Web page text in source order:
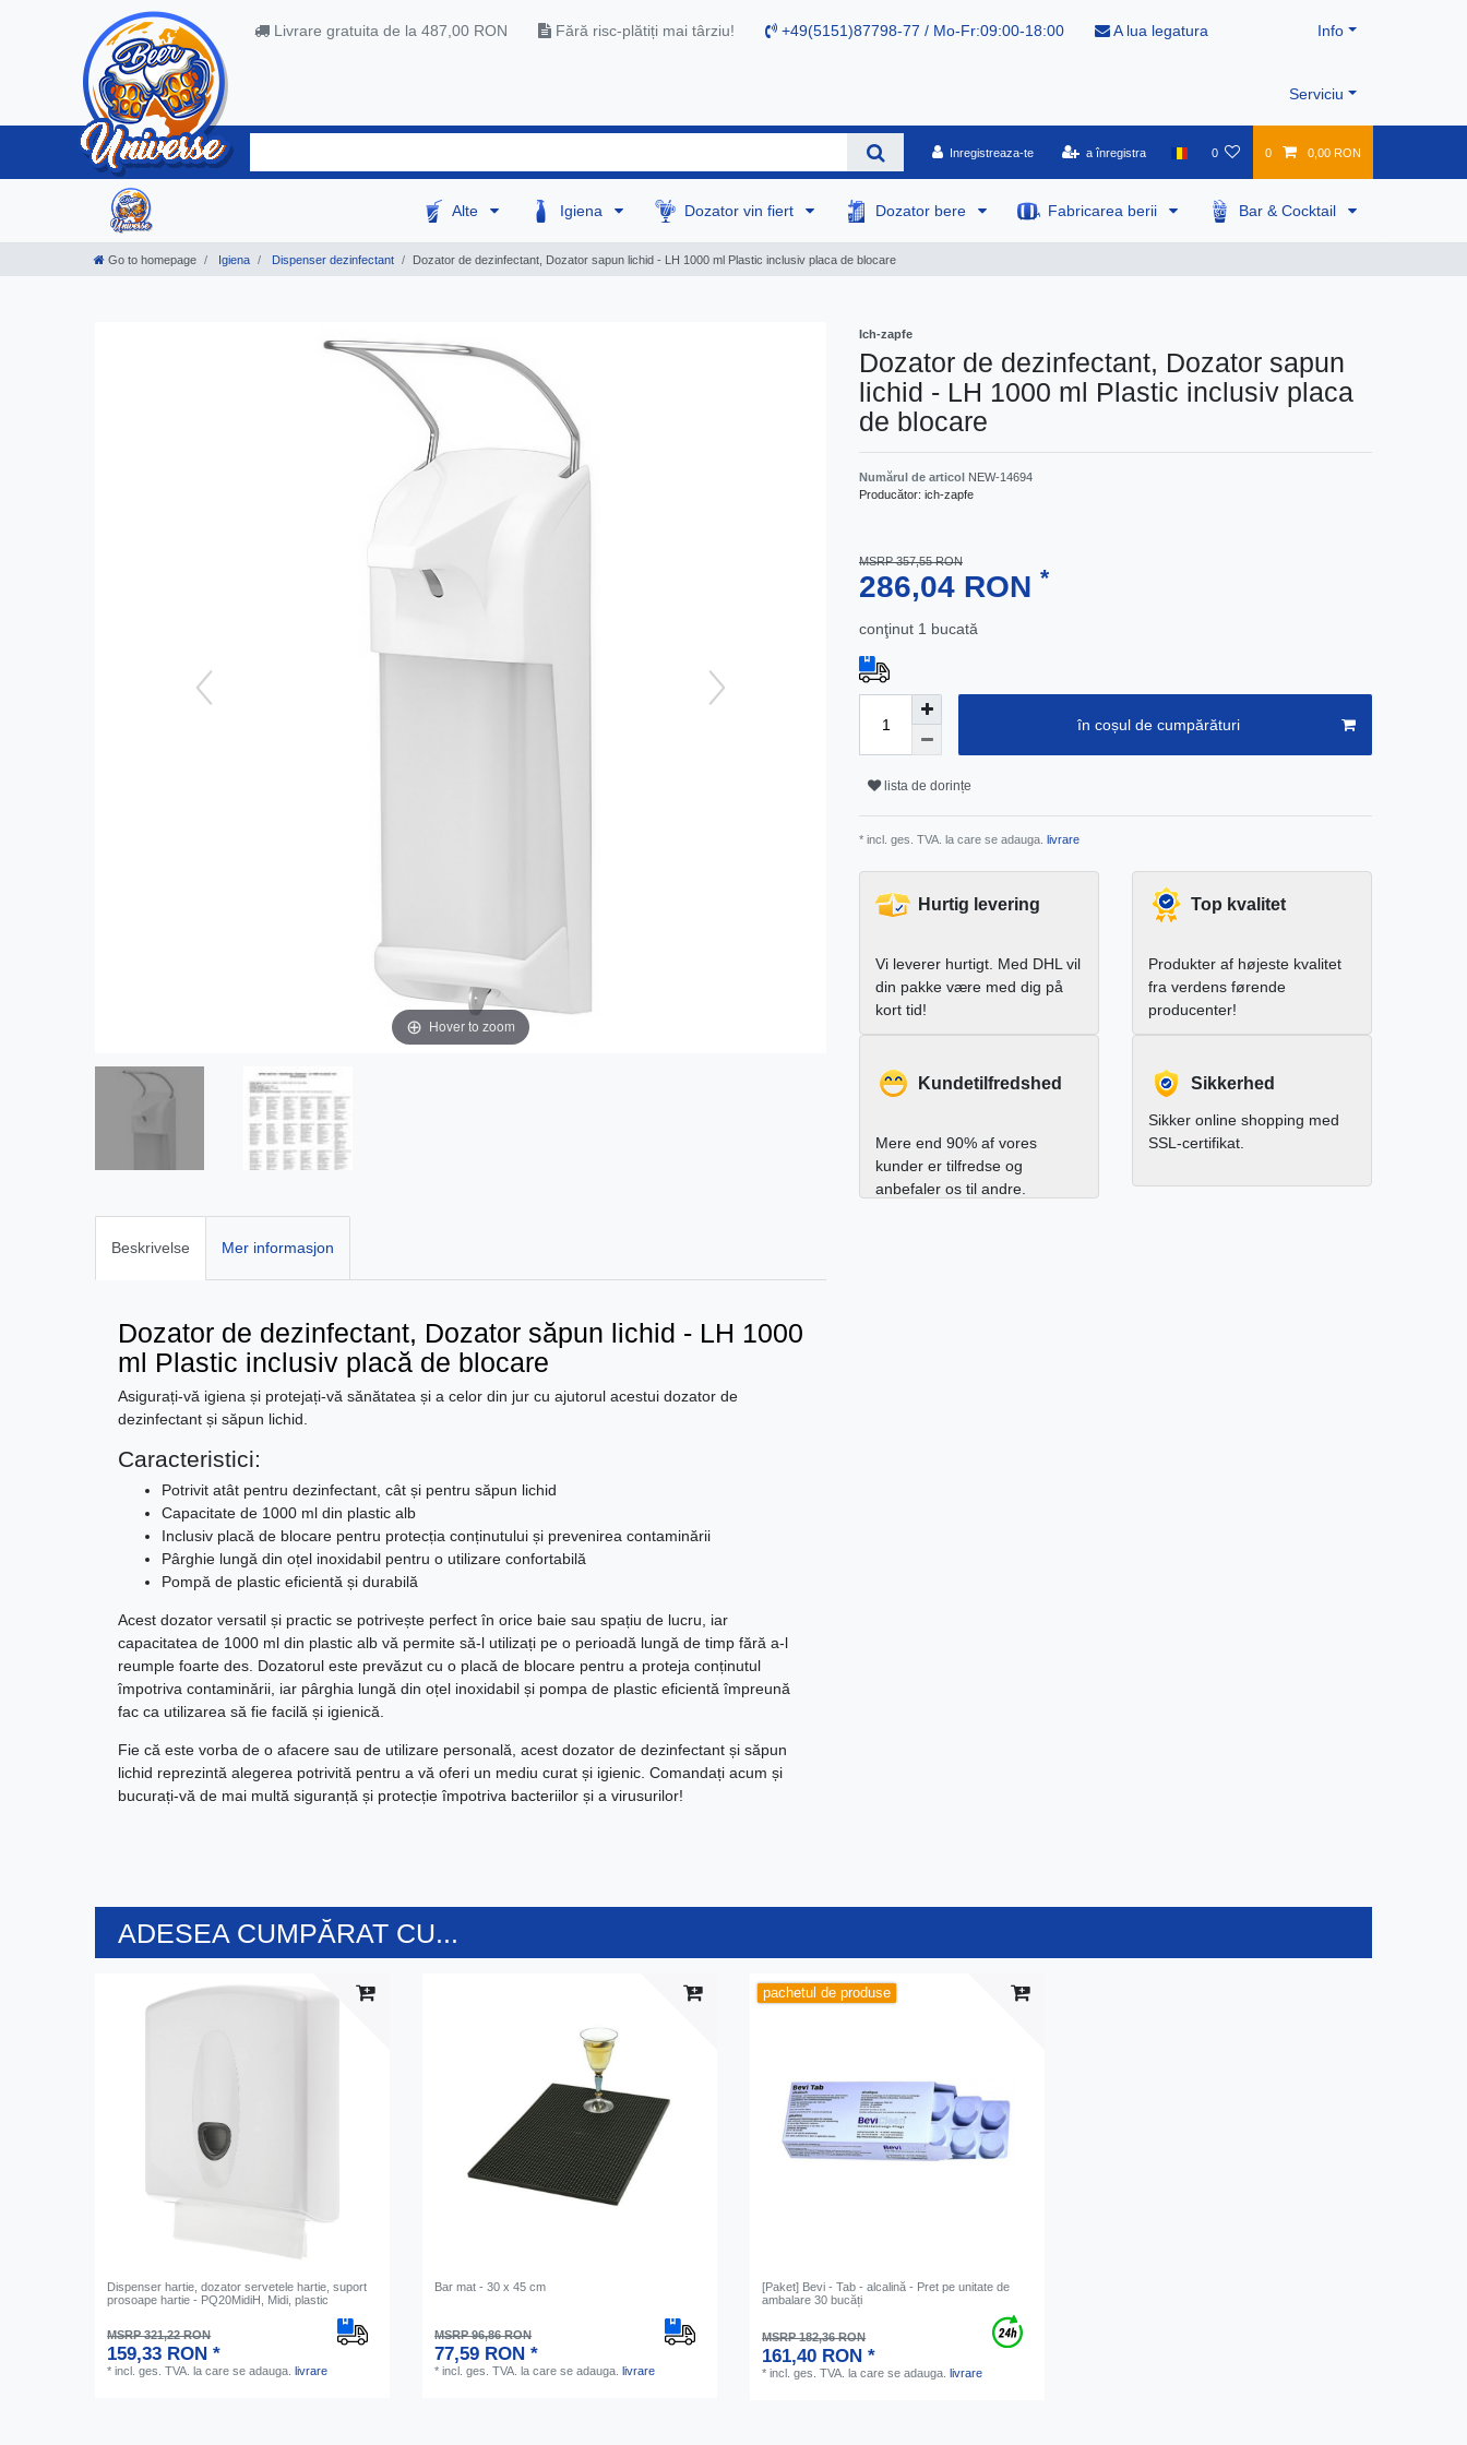
Livrare gratuita de la 487,00 RON Fără risc-plătiți mai târziu! +49(5151)87798-77 / Mo-Fr:09:00-18:00 A lua legatura Info
Serviciu
Inregistreaza-te a înregistra 0 0 0,00 RON
Alte Igiena Dozator vin fiert Dozator bere Fabricarea berii Bar & Cocktail
Go to homepage Igiena Dispenser dezinfectant Dozator de dezinfectant, Dozator sapun lichid - LH 1000 ml Plastic inclusiv placa de blocare
Hover to zoom
Beskrivelse Mer informasjon
Dozator de dezinfectant, Dozator săpun lichid - LH 1000
ml Plastic inclusiv placă de blocare
Asigurați-vă igiena și protejați-vă sănătatea și a celor din jur cu ajutorul acestui dozator de
dezinfectant și săpun lichid.
Caracteristici:
Potrivit atât pentru dezinfectant, cât și pentru săpun lichid
Capacitate de 1000 ml din plastic alb
Inclusiv placă de blocare pentru protecția conținutului și prevenirea contaminării
Pârghie lungă din oțel inoxidabil pentru o utilizare confortabilă
Pompă de plastic eficientă și durabilă
Acest dozator versatil și practic se potrivește perfect în orice baie sau spațiu de lucru, iar
capacitatea de 1000 ml din plastic alb vă permite să-l utilizați pe o perioadă lungă de timp fără a-l
reumple foarte des. Dozatorul este prevăzut cu o placă de blocare pentru a proteja conținutul
împotriva contaminării, iar pârghia lungă din oțel inoxidabil și pompa de plastic eficientă împreună
fac ca utilizarea să fie facilă și igienică.
Fie că este vorba de o afacere sau de utilizare personală, acest dozator de dezinfectant și săpun
lichid reprezintă alegerea potrivită pentru a vă oferi un mediu curat și igienic. Comandați acum și
bucurați-vă de mai multă siguranță și protecție împotriva bacteriilor și a virusurilor!
Ich-zapfe
Dozator de dezinfectant, Dozator sapun
lichid - LH 1000 ml Plastic inclusiv placa
de blocare
Numărul de articol NEW-14694
Producător: ich-zapfe
MSRP 357,55 RON
286,04 RON *
conţinut 1 bucată
în coșul de cumpărături
lista de dorințe
* incl. ges. TVA. la care se adauga. livrare
Hurtig levering
Vi leverer hurtigt. Med DHL vil
din pakke være med dig på
kort tid!
Top kvalitet
Produkter af højeste kvalitet
fra verdens førende
producenter!
Kundetilfredshed
Mere end 90% af vores
kunder er tilfredse og
anbefaler os til andre.
Sikkerhed
Sikker online shopping med
SSL-certifikat.
ADESEA CUMPĂRAT CU...
Dispenser hartie, dozator servetele hartie, suport
prosoape hartie - PQ20MidiH, Midi, plastic
MSRP 321,22 RON
159,33 RON *
*incl. ges. TVA. la care se adauga. livrare
Bar mat - 30 x 45 cm
MSRP 96,86 RON
77,59 RON *
*incl. ges. TVA. la care se adauga. livrare
pachetul de produse
[Paket] Bevi - Tab - alcalină - Pret pe unitate de
ambalare 30 bucăți
MSRP 182,36 RON
161,40 RON *
*incl. ges. TVA. la care se adauga.livrare